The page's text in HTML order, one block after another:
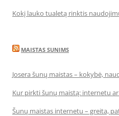
Kokį lauko tualetą rinktis
MAISTAS SUNIMS
Josera šunų maistas – kokybė,
Kur pirkti šunų maistą: internetu
Šunų maistas internetu – greita,